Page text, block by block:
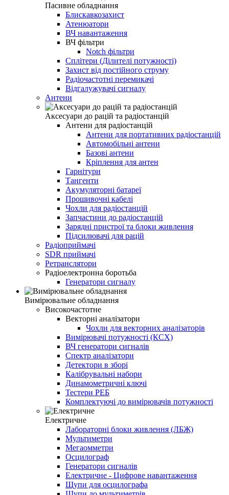
Пасивне обладнання
Блискавкозахист
Атенюатори
ВЧ навантаження
ВЧ фільтри
Notch фільтри
Сплітери (Ділителі потужності)
Захист від постійного струму
Радіочастотні перемикачі
Відгалужувачі сигналу
Антени
Аксесуари до рацій та радіостанцій
Антени для радіостанцій
Антени для портативних радіостанцій
Автомобільні антени
Базові антени
Кріплення для антен
Гарнітури
Тангенти
Акумуляторні батареї
Прошивочні кабелі
Чохли для радіостанцій
Запчастини до радіостанцій
Зарядні пристрої та блоки живлення
Підсилювачі для рацій
Радіоприймачі
SDR приймачі
Ретранслятори
Радіоелектронна боротьба
Генератори сигналу
Вимірювальне обладнання
Високочастотне
Векторні аналізатори
Чохли для векторних аналізаторів
Вимірювачі потужності (КСХ)
ВЧ генератори сигналів
Спектр аналізатори
Детектори в зборі
Калібрувальні набори
Динамометричні ключі
Тестери РЕБ
Комплектуючі до вимірювачів потужності
Електричне
Лабораторні блоки живлення (ЛБЖ)
Мультиметри
Мегаомметри
Осцилограф
Генератори сигналів
Електричне - Цифрове навантаження
Щупи для осцилографа